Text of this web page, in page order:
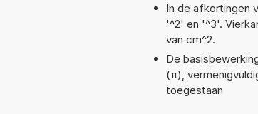
In de afkortingen
'^2' en '^3'.
van cm^2.
De
(π),
toegestaan